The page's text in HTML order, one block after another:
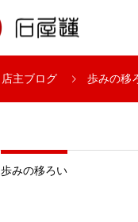
店主ブログ 歩みの移
歩みの移ろい